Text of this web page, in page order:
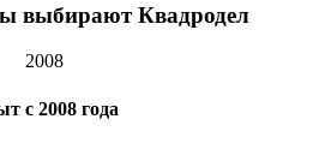
выбирают Квадродел
2008
с 2008 года